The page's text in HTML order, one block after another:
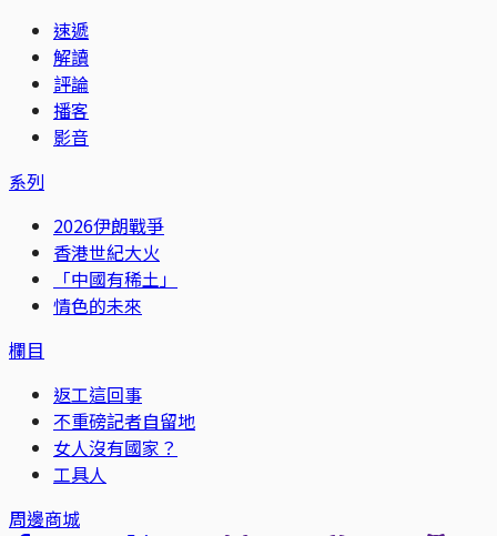
速遞
解讀
評論
播客
影音
系列
2026伊朗戰爭
香港世紀大火
「中國有稀土」
情色的未來
欄目
返工這回事
不重磅記者自留地
女人沒有國家？
工具人
周邊商城